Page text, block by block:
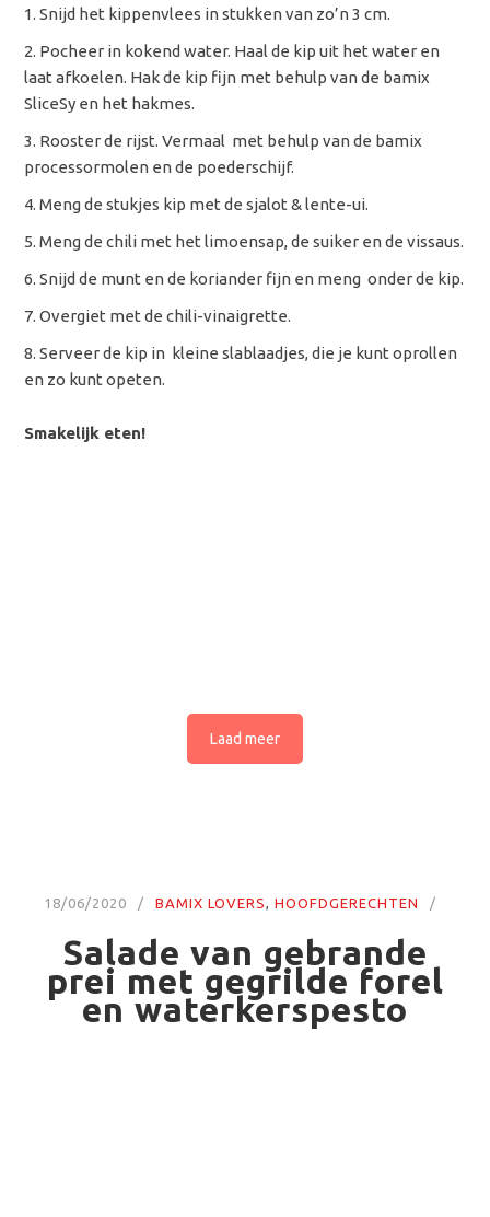
Snijd het kippenvlees in stukken van zo’n 3 cm.
Pocheer in kokend water. Haal de kip uit het water en
laat afkoelen. Hak de kip fijn met behulp van de bamix
SliceSy en het hakmes.
Rooster de rijst. Vermaal met behulp van de bamix
processormolen en de poederschijf.
Meng de stukjes kip met de sjalot & lente-ui.
Meng de chili met het limoensap, de suiker en de vissaus.
Snijd de munt en de koriander fijn en meng onder de kip.
Overgiet met de chili-vinaigrette.
Serveer de kip in kleine slablaadjes, die je kunt oprollen
en zo kunt opeten.
Smakelijk eten!
Laad meer
18/06/2020 BAMIX LOVERS, HOOFDGERECHTEN
Salade van gebrande
prei met gegrilde forel
en waterkerspesto